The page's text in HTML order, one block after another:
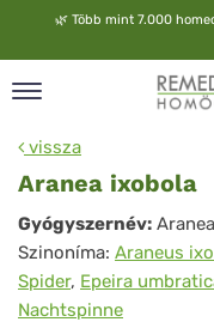
🌿 Több mint 7.000
vissza
Aranea ixobola
Aranea
ixobola
Gyógyszernév:
Szinoníma: Araneus
Spider, Epeira
Nachtspinne